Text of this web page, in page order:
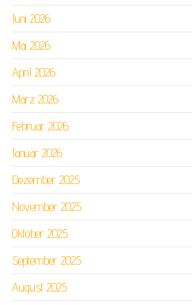
Juni 2026
Mai 2026
April 2026
März 2026
Februar 2026
Januar 2026
Dezember 2025
November 2025
Oktober 2025
September 2025
August 2025